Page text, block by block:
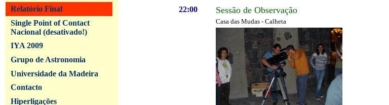
Relatório Final
Single Point of Contact
Nacional (desativado!)
IYA 2009
Grupo de Astronomia
Universidade da Madeira
Contacto
Hiperligações
22:00 Sessão de Observação
Casa das Mudas - Calheta